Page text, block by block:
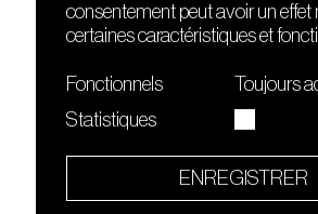
Le Sucre fait partie de
Quartier culturel et créatif
consentement peut avoir un effet
certaines caractéristiques et
Fonctionnels
Toujours
Statistiques
ENREGISTRER